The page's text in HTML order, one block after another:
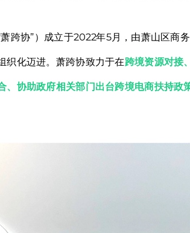
跨协”）成立于2022年5月，由萧山区商
织化迈进。萧跨协致力于在跨境资源对接
、协助政府相关部门出台跨境电商扶持政